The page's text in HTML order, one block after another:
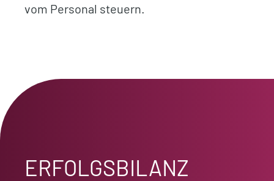
vom Personal steuern.
ERFOLGSBILANZ